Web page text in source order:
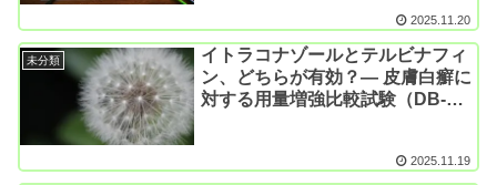
2025.11.20
未分類
イトラコナゾールとテルビナフィ
ン、どちらが有効？― 皮膚白癬に
対する用量増強比較試験（DB-
2025.11.19